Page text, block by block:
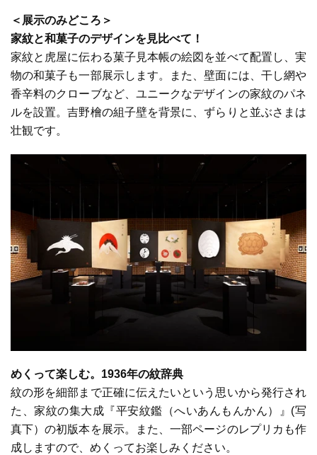
＜展示のみどころ＞
家紋と和菓子のデザインを見比べて！
家紋と虎屋に伝わる菓子見本帳の絵図を並べて配置し、実
物の和菓子も一部展示します。また、壁面には、干し網や
香辛料のクローブなど、ユニークなデザインの家紋のパネ
ルを設置。吉野檜の組子壁を背景に、ずらりと並ぶさまは
壮観です。
めくって楽しむ。1936年の紋辞典
紋の形を細部まで正確に伝えたいという思いから発行され
た、家紋の集大成『平安紋鑑（へいあんもんかん）』(写
真下）の初版本を展示。また、一部ページのレプリカも作
成しますので、めくってお楽しみください。